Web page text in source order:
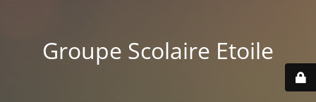
Groupe Scolaire Etoile